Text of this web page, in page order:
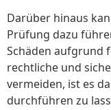
Darüber hinaus
Prüfung dazu
Schäden aufgrund
rechtliche und
vermeiden, ist es
durchführen zu